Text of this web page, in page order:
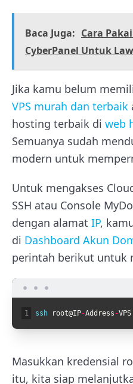
Baca Juga: Cara
CyberPanel Untuk
Jika kamu belum
VPS murah dan terbaik
hosting terbaik di web
Semuanya sudah
modern untuk
Untuk mengakses
SSH atau Console
dengan alamat IP,
di Dashboard Akun
perintah berikut untuk
1 ssh root@IP-Address -VPS
Masukkan kredensial
itu, kita siap